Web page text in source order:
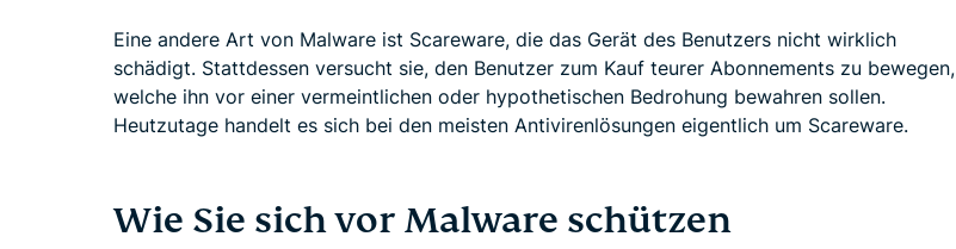
Eine andere Art von Malware ist Scareware, die das Gerät des Benutzers nicht wirklich
schädigt. Stattdessen versucht sie, den Benutzer zum Kauf teurer Abonnements zu bewegen,
welche ihn vor einer vermeintlichen oder hypothetischen Bedrohung bewahren sollen.
Heutzutage handelt es sich bei den meisten Antivirenlösungen eigentlich um Scareware.
Wie Sie sich vor Malware schützen